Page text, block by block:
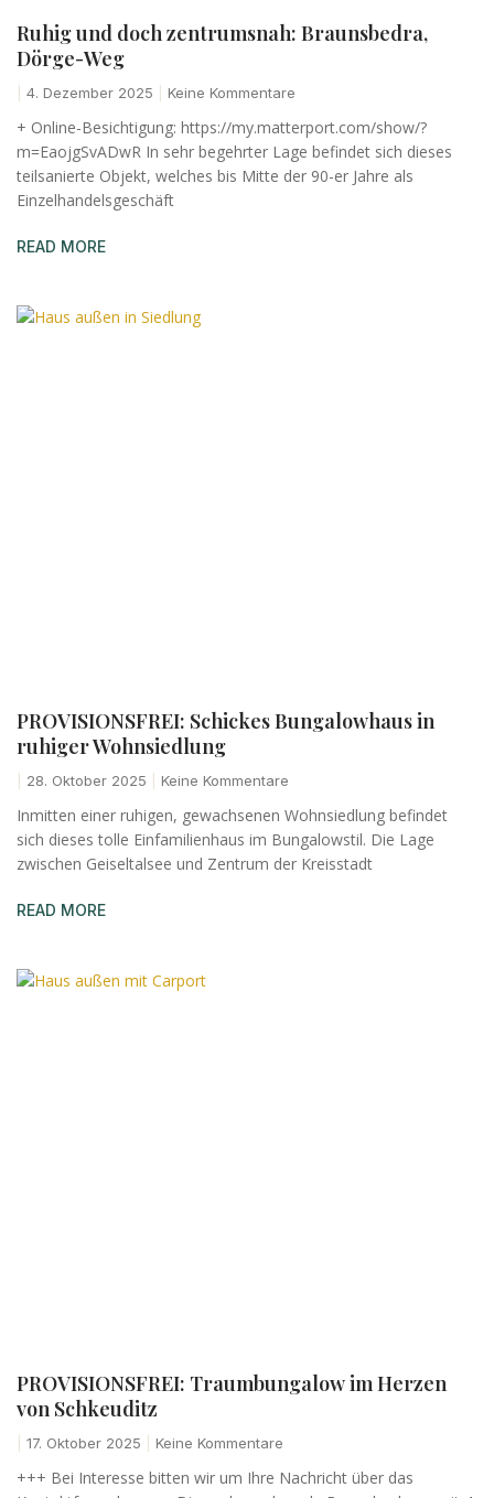
Ruhig und doch zentrumsnah: Braunsbedra,
Dörge-Weg
4. Dezember 2025 Keine Kommentare
+ Online-Besichtigung: https://my.matterport.com/show/?
m=EaojgSvADwR In sehr begehrter Lage befindet sich dieses
teilsanierte Objekt, welches bis Mitte der 90-er Jahre als
Einzelhandelsgeschäft
READ MORE
PROVISIONSFREI: Schickes Bungalowhaus in
ruhiger Wohnsiedlung
28. Oktober 2025 Keine Kommentare
Inmitten einer ruhigen, gewachsenen Wohnsiedlung befindet
sich dieses tolle Einfamilienhaus im Bungalowstil. Die Lage
zwischen Geiseltalsee und Zentrum der Kreisstadt
READ MORE
PROVISIONSFREI: Traumbungalow im Herzen
von Schkeuditz
17. Oktober 2025 Keine Kommentare
+++ Bei Interesse bitten wir um Ihre Nachricht über das